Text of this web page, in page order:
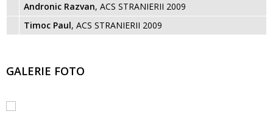
Andronic Razvan, ACS STRANIERII 2009
Timoc Paul, ACS STRANIERII 2009
GALERIE FOTO